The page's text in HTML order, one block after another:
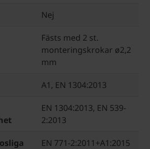
Nej
Fästs med 2 st.
monteringskrokar ø2,2
mm
A1, EN 1304:2013
EN 1304:2013, EN 539-
2:2013
EN 771-2:2011+A1:2015